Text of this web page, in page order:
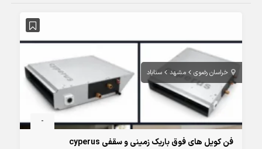
خراسان رضوی مشهد سناباد
-
فن کویل های فوق باریک زمینی و سقفی cyperus